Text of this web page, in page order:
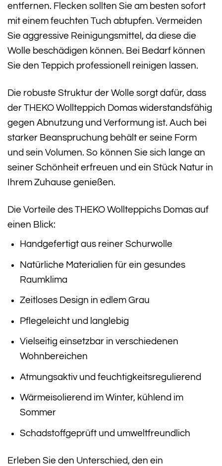
entfernen. Flecken sollten Sie am besten sofort
mit einem feuchten Tuch abtupfen. Vermeiden
Sie aggressive Reinigungsmittel, da diese die
Wolle beschädigen können. Bei Bedarf können
Sie den Teppich professionell reinigen lassen.
Die robuste Struktur der Wolle sorgt dafür, dass
der THEKO Wollteppich Domas widerstandsfähig
gegen Abnutzung und Verformung ist. Auch bei
starker Beanspruchung behält er seine Form
und sein Volumen. So können Sie sich lange an
seiner Schönheit erfreuen und ein Stück Natur in
Ihrem Zuhause genießen.
Die Vorteile des THEKO Wollteppichs Domas auf
einen Blick:
Handgefertigt aus reiner Schurwolle
Natürliche Materialien für ein gesundes
Raumklima
Zeitloses Design in edlem Grau
Pflegeleicht und langlebig
Vielseitig einsetzbar in verschiedenen
Wohnbereichen
Atmungsaktiv und feuchtigkeitsregulierend
Wärmeisolierend im Winter, kühlend im
Sommer
Schadstoffgeprüft und umweltfreundlich
Erleben Sie den Unterschied, den ein